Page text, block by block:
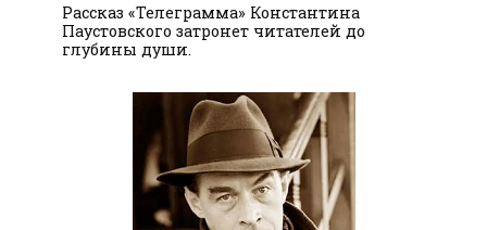
Рассказ «Телеграмма» Константина
Паустовского затронет читателей до
глубины души.